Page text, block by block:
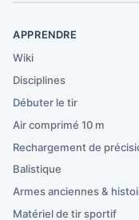
APPRENDRE
Wiki
Disciplines
Débuter le tir
Air comprimé 10 m
Rechargement de
Balistique
Armes anciennes &
Matériel de tir sportif